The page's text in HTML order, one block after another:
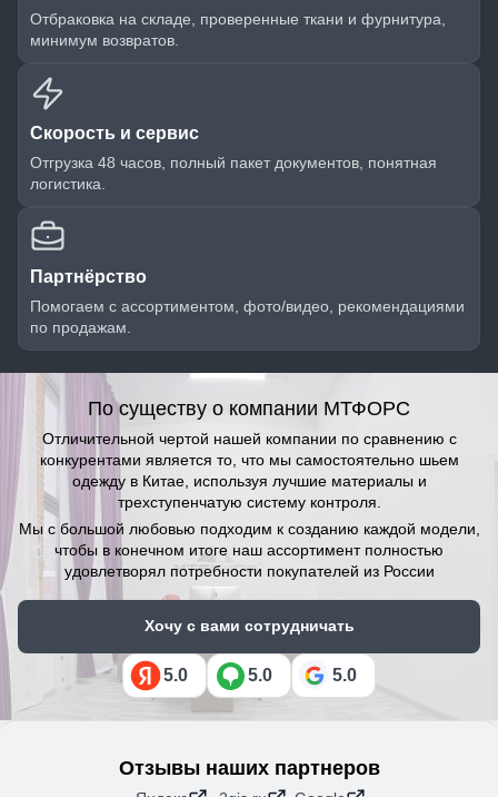
Отбраковка на складе, проверенные ткани и фурнитура,
минимум возвратов.
Скорость и сервис
Отгрузка 48 часов, полный пакет документов, понятная
логистика.
Партнёрство
Помогаем с ассортиментом, фото/видео, рекомендациями
по продажам.
По существу о компании МТФОРС
Отличительной чертой нашей компании по сравнению с
конкурентами является то, что мы самостоятельно шьем
одежду в Китае, используя лучшие материалы и
трехступенчатую систему контроля.
Мы с большой любовью подходим к созданию каждой модели,
чтобы в конечном итоге наш ассортимент полностью
удовлетворял потребности покупателей из России
Хочу с вами сотрудничать
5.0 5.0 5.0
Отзывы наших партнеров